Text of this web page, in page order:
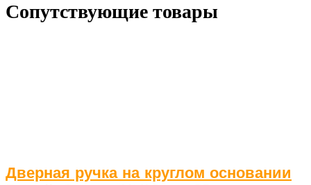
Сопутствующие товары
Дверная ручка на круглом основании